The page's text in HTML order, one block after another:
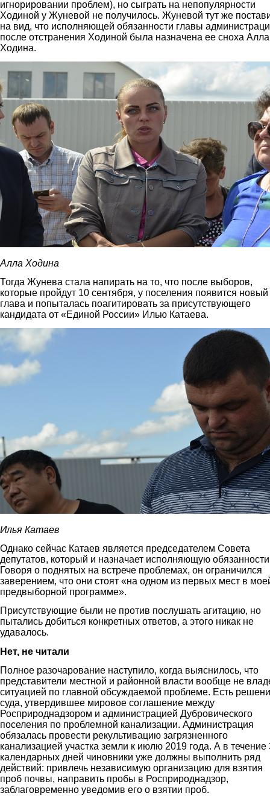
игнорировании проблем), но сыграть на непопулярности
Ходиной у Жуневой не получилось. Жуневой тут же
на вид, что исполняющей обязанности главы
после отстранения Ходиной была назначена ее сноха Алла
Ходина.
4.jpg
Алла Ходина
Тогда Жунева стала напирать на то, что после выборов,
которые пройдут 10 сентября, у поселения появится новый
глава и попыталась поагитировать за присутствующего
кандидата от «Единой России» Илью Катаева.
Илья Катаев
Однако сейчас Катаев является председателем Совета
депутатов, который и назначает исполняющую
Говоря о поднятых на встрече проблемах, он ограничился
заверением, что они стоят «на одном из первых мест в
предвыборной программе».
Присутствующие были не против послушать агитацию, но
пытались добиться конкретных ответов, а этого никак не
удавалось.
Нет, не читали
Полное разочарование наступило, когда выяснилось, что
представители местной и районной власти вообще не
ситуацией по главной обсуждаемой проблеме. Есть
суда, утвердившее мировое соглашение между
Росприроднадзором и администрацией Дубровического
поселения по проблемной канализации. Администрация
обязалась провести рекультивацию загрязненного
канализацией участка земли к июлю 2019 года. А в течение
календарных дней чиновники уже должны выполнить ряд
действий: привлечь независимую организацию для взятия
проб почвы, направить пробы в Росприроднадзор,
заблаговременно уведомив его о взятии проб.